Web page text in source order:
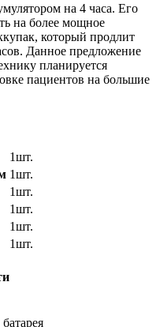
на 4 часа. Его
на более мощное
который продлит
Данное предложение
планируется
пациентов на большие
1шт.
1шт.
1шт.
1шт.
1шт.
1шт.